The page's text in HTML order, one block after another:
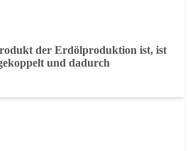
der Erdölproduktion ist, ist
und dadurch